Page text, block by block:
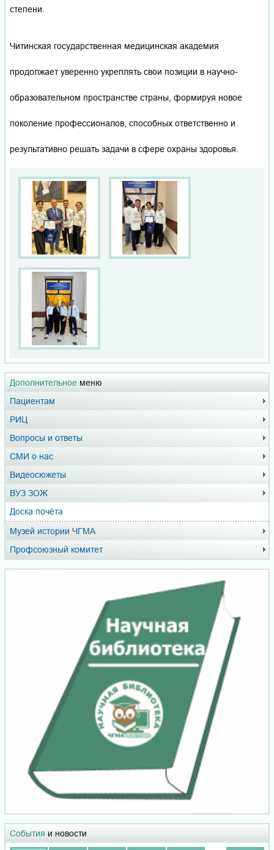
Дополнительное меню
Пациентам
РИЦ
Вопросы и ответы
СМИ о нас
Видеосюжеты
ВУЗ ЗОЖ
Доска почёта
Музей истории ЧГМА
Профсоюзный комитет
События и новости
степени.
Читинская государственная медицинская академия
продолжает уверенно укреплять свои позиции в научно-
образовательном пространстве страны, формируя новое
поколение профессионалов, способных ответственно и
результативно решать задачи в сфере охраны здоровья.